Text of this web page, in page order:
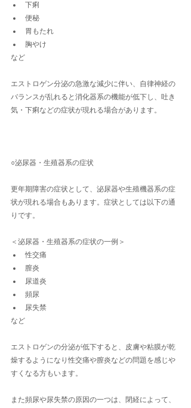
下痢
便秘
胃もたれ
胸やけ
など
エストロゲン分泌の急激な減少に伴い、自律神経の
バランスが乱れると消化器系の機能が低下し、吐き
気・下痢などの症状が現れる場合があります。
○泌尿器・生殖器系の症状
更年期障害の症状として、泌尿器や生殖機器系の症
状が現れる場合もあります。症状としては以下の通
りです。
＜泌尿器・生殖器系の症状の一例＞
性交痛
膣炎
尿道炎
頻尿
尿失禁
など
エストロゲンの分泌が低下すると、皮膚や粘膜が乾
燥するようになり性交痛や膣炎などの問題を感じや
すくなる方もいます。
また頻尿や尿失禁の原因の一つは、閉経によって、